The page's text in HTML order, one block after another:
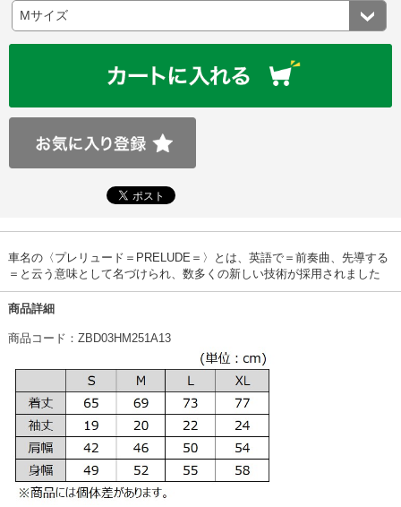
車名の〈プレリュード＝PRELUDE＝〉とは、英語で＝前奏曲、先導する
＝と云う意味として名づけられ、数多くの新しい技術が採用されました
商品詳細
商品コード：ZBD03HM251A13